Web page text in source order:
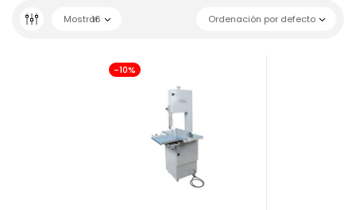
Ordenación por defecto
Mostrar
16
-10%